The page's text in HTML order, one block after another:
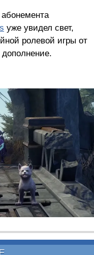
абонемента
уже увидел свет,
ролевой игры от